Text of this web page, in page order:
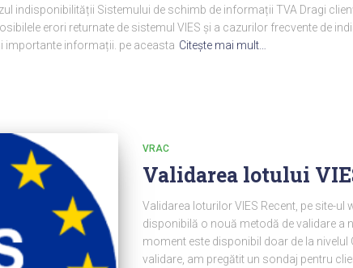
indisponibilității Sistemului de schimb de informații TVA Dragi
erori returnate de sistemul VIES și a cazurilor frecvente de
importante informații. pe aceasta Citeşte mai mult…
VRAC
Validarea lotului
Validarea loturilor VIES Recent, pe site-ul
disponibilă o nouă metodă de validare a
moment este disponibil doar de la
validare, am pregătit un sondaj pentru